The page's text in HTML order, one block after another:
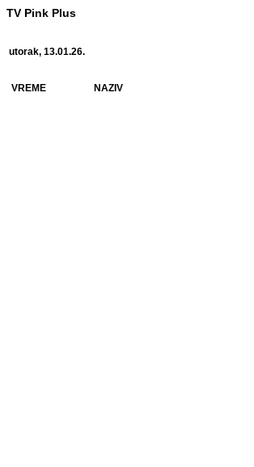
TV Pink Plus
utorak, 13.01.26.
VREME NAZIV